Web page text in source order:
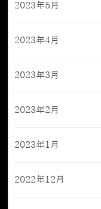
2023年5月
2023年4月
2023年3月
2023年2月
2023年1月
2022年12月